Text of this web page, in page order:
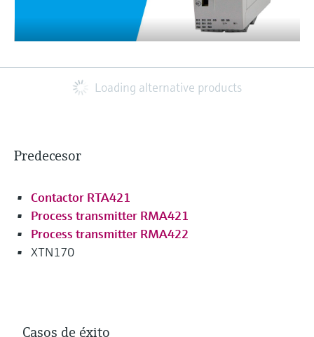
Loading alternative products
Predecesor
Contactor RTA421
Process transmitter RMA421
Process transmitter RMA422
XTN170
Casos de éxito